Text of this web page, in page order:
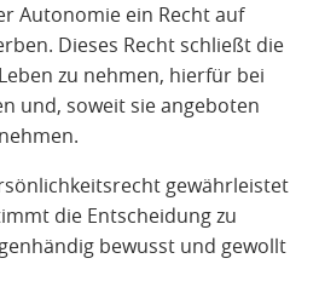
Autonomie ein Recht auf
Dieses Recht schließt die
zu nehmen, hierfür bei
und, soweit sie angeboten
gewährleistet
die Entscheidung zu
bewusst und gewollt